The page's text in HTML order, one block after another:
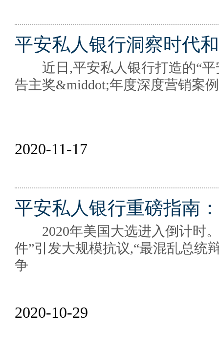
平安私人银行洞察时代
近日,平安私人银行打造的“平
告主奖&middot;年度深度营销案
2020-11-17
平安私人银行重磅指南
2020年美国大选进入倒计时。
件”引发大规模抗议,“最混乱总统
争
2020-10-29